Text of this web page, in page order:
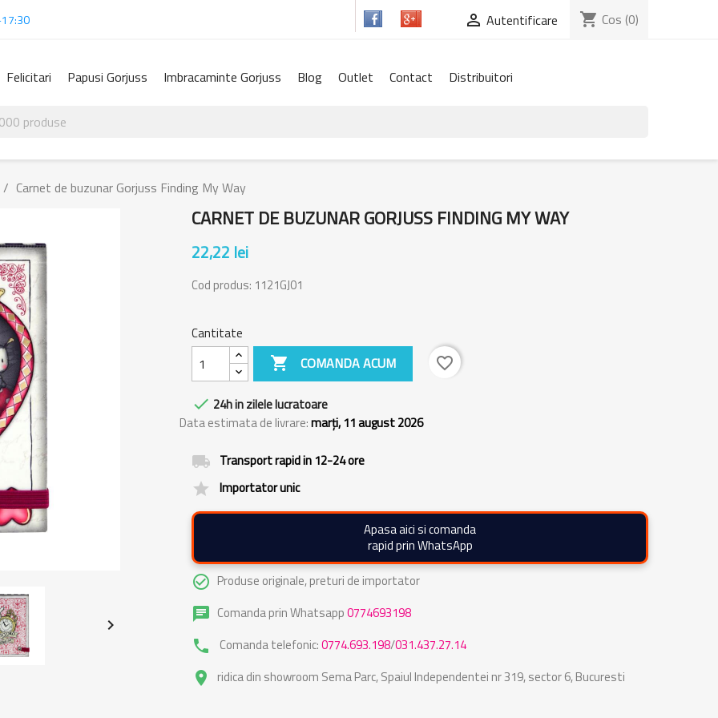
 Autentificare shopping_cart Cos (0)
Felicitari Papusi Gorjuss Imbracaminte Gorjuss Blog Outlet Contact Distribuitori
Carnet de buzunar Gorjuss Finding My Way

CARNET DE BUZUNAR GORJUSS FINDING MY WAY
22,22 lei
Cod produs: 1121GJ01
Cantitate
 COMANDA ACUM favorite_border
 24h in zilele lucratoare
Data estimata de livrare:marți, 11 august 2026
local_shipping Transport rapid in 12-24 ore
grade Importator unic
Apasa aici si comanda
rapid prin WhatsApp
check_circle_outline Produse originale, preturi de importator
chat Comanda prin Whatsapp0774693198
phone Comanda telefonic:0774.693.198/031.437.27.14
place ridica din showroom Sema Parc, Spaiul Independentei nr 319, sector 6, Bucuresti